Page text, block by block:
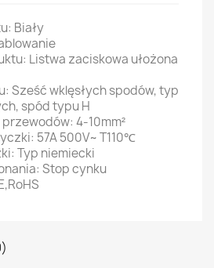
Biały
Listwa zaciskowa ułożona
Sześć wklęsłych spodów, typ
spód typu H
4-10mm²
57A 500V~ T110℃
Typ niemiecki
Stop cynku